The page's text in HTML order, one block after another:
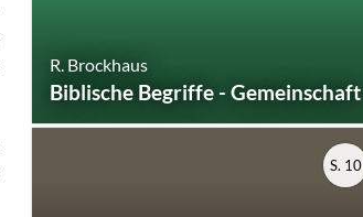
R. Brockhaus
Biblische Begriffe - Gemeinschaft
S. 10